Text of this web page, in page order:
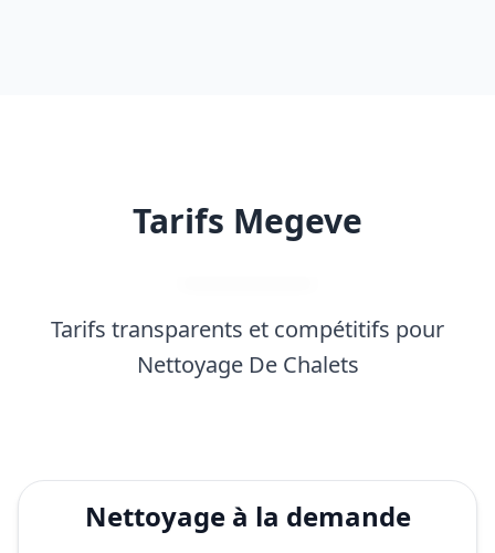
Tarifs Megeve
Tarifs transparents et compétitifs pour
Nettoyage De Chalets
Nettoyage à la demande